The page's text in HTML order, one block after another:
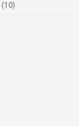
(10)